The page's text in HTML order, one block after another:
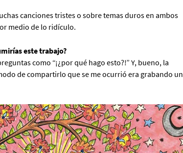
canciones tristes o sobre temas duros en ambos
medio de lo ridículo.
este trabajo?
como “¡¿por qué hago esto?!” Y, bueno, la
de compartirlo que se me ocurrió era grabando un